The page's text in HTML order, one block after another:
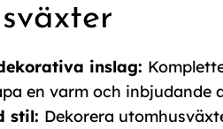
inslag:
en varm och inbjudande
stil: Dekorera